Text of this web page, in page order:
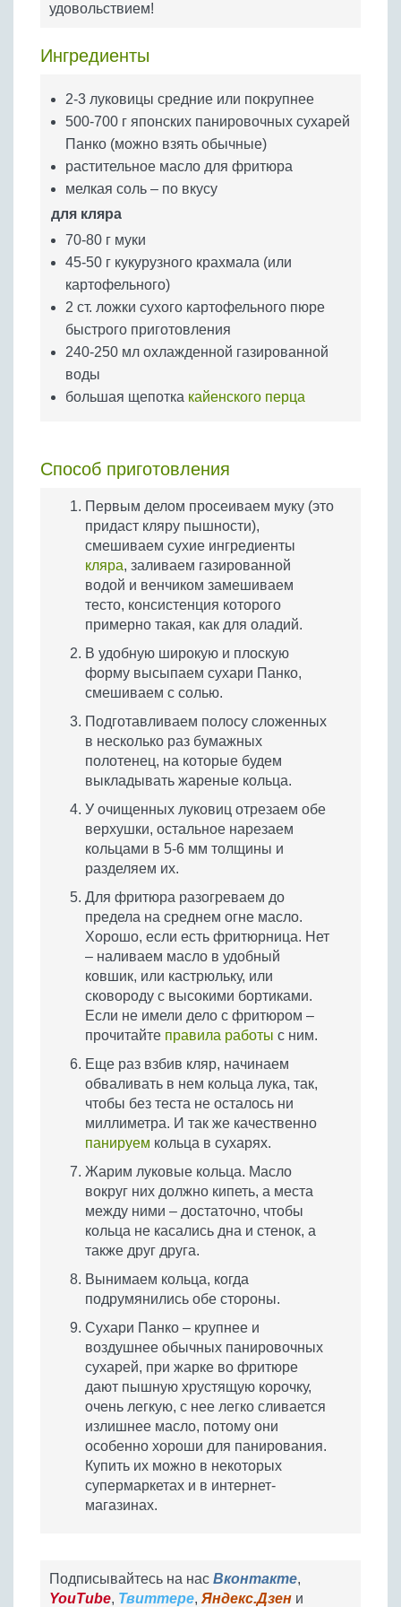
Бобовые
Крупы
удовольствием!
Ингредиенты
2-3 луковицы средние или покрупнее
500-700 г японских панировочных сухарей
Панко (можно взять обычные)
растительное масло для фритюра
мелкая соль – по вкусу
для кляра
70-80 г муки
45-50 г кукурузного крахмала (или
картофельного)
2 ст. ложки сухого картофельного пюре
быстрого приготовления
240-250 мл охлажденной газированной
воды
большая щепотка кайенского перца
Способ приготовления
Первым делом просеиваем муку (это
придаст кляру пышности),
смешиваем сухие ингредиенты
кляра, заливаем газированной
водой и венчиком замешиваем
тесто, консистенция которого
примерно такая, как для оладий.
В удобную широкую и плоскую
форму высыпаем сухари Панко,
смешиваем с солью.
Подготавливаем полосу сложенных
в несколько раз бумажных
полотенец, на которые будем
выкладывать жареные кольца.
У очищенных луковиц отрезаем обе
верхушки, остальное нарезаем
кольцами в 5-6 мм толщины и
разделяем их.
Для фритюра разогреваем до
предела на среднем огне масло.
Хорошо, если есть фритюрница. Нет
– наливаем масло в удобный
ковшик, или кастрюльку, или
сковороду с высокими бортиками.
Если не имели дело с фритюром –
прочитайте правила работы с ним.
Еще раз взбив кляр, начинаем
обваливать в нем кольца лука, так,
чтобы без теста не осталось ни
миллиметра. И так же качественно
панируем кольца в сухарях.
Жарим луковые кольца. Масло
вокруг них должно кипеть, а места
между ними – достаточно, чтобы
кольца не касались дна и стенок, а
также друг друга.
Вынимаем кольца, когда
подрумянились обе стороны.
Сухари Панко – крупнее и
воздушнее обычных панировочных
сухарей, при жарке во фритюре
дают пышную хрустящую корочку,
очень легкую, с нее легко сливается
излишнее масло, потому они
особенно хороши для панирования.
Купить их можно в некоторых
супермаркетах и в интернет-
магазинах.
Подписывайтесь на нас Вконтакте,
YouTube, Твиттере, Яндекс.Дзен и